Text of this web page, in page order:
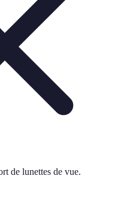
de lunettes de vue.